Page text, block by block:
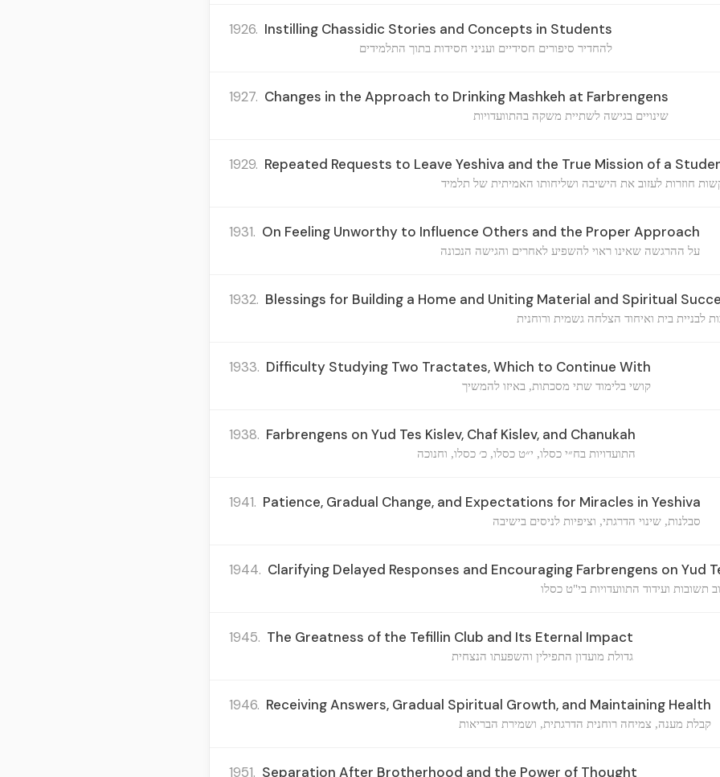
1926. Instilling Chassidic Stories and Concepts in Students
להחדיר סיפורים חסידיים ועניני חסידות בתוך התלמידים
1927. Changes in the Approach to Drinking Mashkeh at Farbrengens
שינויים בגישה לשתיית משקה בהתוועדויות
1929. Repeated Requests to Leave Yeshiva and the True Mission of a
חוזרות לעזוב את הישיבה ושליחותו האמיתית של תלמיד
1931. On Feeling Unworthy to Influence Others and the Proper Approach
על ההרגשה שאינו ראוי להשפיע לאחרים והגישה הנכונה
1932. Blessings for Building a Home and Uniting Material and Spiritual
לבניית בית ואיחוד הצלחה גשמית ורוחנית
1933. Difficulty Studying Two Tractates, Which to Continue With
קושי בלימוד שתי מסכתות, באיזו להמשיך
1938. Farbrengens on Yud Tes Kislev, Chaf Kislev, and Chanukah
התועדויות בח״י כסלו, י״ט כסלו, כ׳ כסלו, וחנוכה
1941. Patience, Gradual Change, and Expectations for Miracles in Yeshiva
סבלנות, שינוי הדרגתי, וציפיות לניסים בישיבה
1944. Clarifying Delayed Responses and Encouraging Farbrengens on Yud
תשובות ועידוד התוועדויות בי"ט כסלו
1945. The Greatness of the Tefillin Club and Its Eternal Impact
גדולת מועדון התפילין והשפעתו הנצחית
1946. Receiving Answers, Gradual Spiritual Growth, and Maintaining Health
קבלת מענה, צמיחה רוחנית הדרגתית, ושמירת הבריאות
1951. Separation After Brotherhood and the Power of Thought